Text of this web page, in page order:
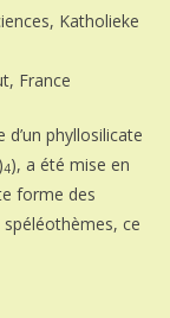
Katholieke
France
phyllosilicate
4), a été mise en
forme des
ce